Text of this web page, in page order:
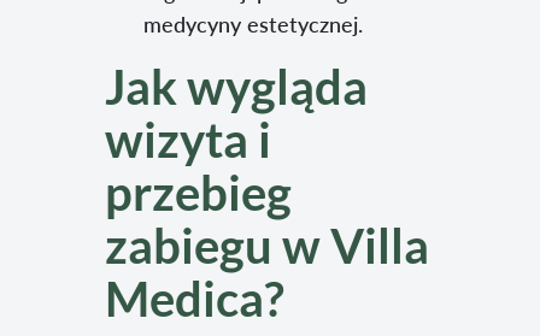
medycyny estetycznej.
Jak wygląda
wizyta i
przebieg
zabiegu w Villa
Medica?